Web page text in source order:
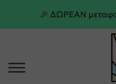
🎉 ΔΩΡΕΑΝ